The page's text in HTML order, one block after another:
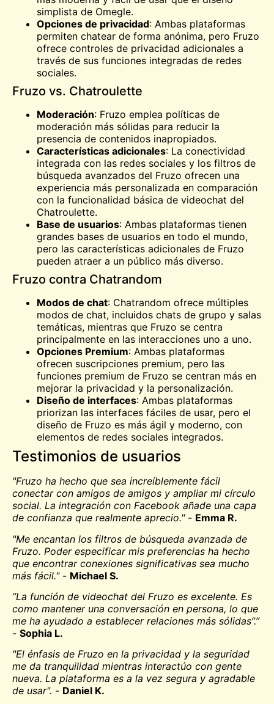
simplista de Omegle.
Opciones de privacidad: Ambas plataformas
permiten chatear de forma anónima, pero Fruzo
ofrece controles de privacidad adicionales a
través de sus funciones integradas de redes
sociales.
Fruzo vs. Chatroulette
Moderación: Fruzo emplea políticas de
moderación más sólidas para reducir la
presencia de contenidos inapropiados.
Características adicionales: La conectividad
integrada con las redes sociales y los filtros de
búsqueda avanzados del Fruzo ofrecen una
experiencia más personalizada en comparación
con la funcionalidad básica de videochat del
Chatroulette.
Base de usuarios: Ambas plataformas tienen
grandes bases de usuarios en todo el mundo,
pero las características adicionales de Fruzo
pueden atraer a un público más diverso.
Fruzo contra Chatrandom
Modos de chat: Chatrandom ofrece múltiples
modos de chat, incluidos chats de grupo y salas
temáticas, mientras que Fruzo se centra
principalmente en las interacciones uno a uno.
Opciones Premium: Ambas plataformas
ofrecen suscripciones premium, pero las
funciones premium de Fruzo se centran más en
mejorar la privacidad y la personalización.
Diseño de interfaces: Ambas plataformas
priorizan las interfaces fáciles de usar, pero el
diseño de Fruzo es más ágil y moderno, con
elementos de redes sociales integrados.
Testimonios de usuarios
"Fruzo ha hecho que sea increíblemente fácil
conectar con amigos de amigos y ampliar mi círculo
social. La integración con Facebook añade una capa
de confianza que realmente aprecio."- Emma R.
"Me encantan los filtros de búsqueda avanzada de
Fruzo. Poder especificar mis preferencias ha hecho
que encontrar conexiones significativas sea mucho
más fácil."- Michael S.
“La función de videochat del Fruzo es excelente. Es
como mantener una conversación en persona, lo que
me ha ayudado a establecer relaciones más sólidas”.”
- Sophia L.
"El énfasis de Fruzo en la privacidad y la seguridad
me da tranquilidad mientras interactúo con gente
nueva. La plataforma es a la vez segura y agradable
de usar". - Daniel K.